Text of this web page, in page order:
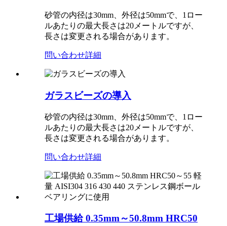
砂管の内径は30mm、外径は50mmで、1ロー
ルあたりの最大長さは20メートルですが、
長さは変更される場合があります。
問い合わせ詳細
ガラスビーズの導入
砂管の内径は30mm、外径は50mmで、1ロー
ルあたりの最大長さは20メートルですが、
長さは変更される場合があります。
問い合わせ詳細
工場供給 0.35mm～50.8mm HRC50